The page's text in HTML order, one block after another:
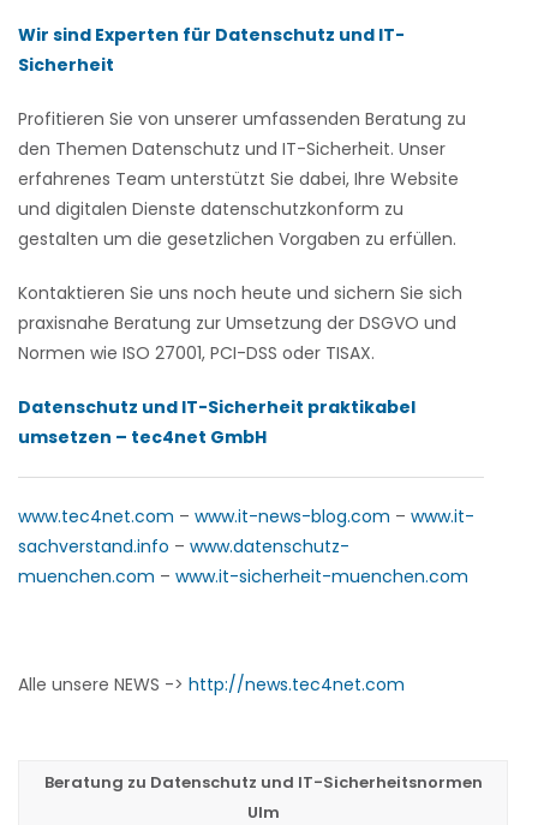
Wir sind Experten für Datenschutz und IT-
Sicherheit
Profitieren Sie von unserer umfassenden Beratung zu
den Themen Datenschutz und IT-Sicherheit. Unser
erfahrenes Team unterstützt Sie dabei, Ihre Website
und digitalen Dienste datenschutzkonform zu
gestalten um die gesetzlichen Vorgaben zu erfüllen.
Kontaktieren Sie uns noch heute und sichern Sie sich
praxisnahe Beratung zur Umsetzung der DSGVO und
Normen wie ISO 27001, PCI-DSS oder TISAX.
Datenschutz und IT-Sicherheit praktikabel
umsetzen – tec4net GmbH
www.tec4net.com – www.it-news-blog.com – www.it-
sachverstand.info – www.datenschutz-
muenchen.com – www.it-sicherheit-muenchen.com
Alle unsere NEWS -> http://news.tec4net.com
Beratung zu Datenschutz und IT-Sicherheitsnormen
Ulm